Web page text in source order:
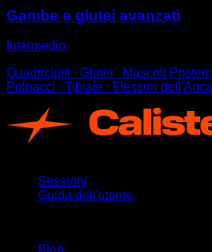
Gambe e glutei avanzati
Intermedio
Quadricipiti ∙ Glutei ∙ Muscoli
Polpacci ∙ Tibiale ∙ Flessori dell'Anca
Sessioni
Guida dell'utente
Blog